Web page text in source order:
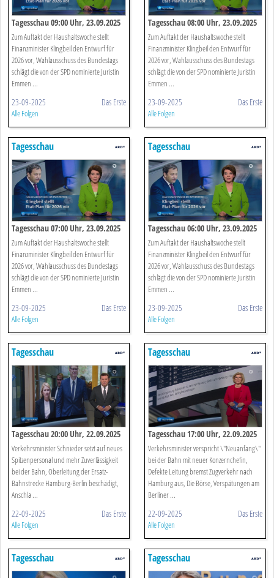
Tagesschau 09:00 Uhr, 23.09.2025
Zum Auftakt der Haushaltswoche stellt
Finanzminister Klingbeil den Entwurf für
2026 vor, Wahlausschuss des Bundestags
schlägt die von der SPD nominierte Juristin
Emmen ...
23-09-2025 Das Erste
Alle Folgen
Tagesschau 08:00 Uhr, 23.09.2025
Zum Auftakt der Haushaltswoche stellt
Finanzminister Klingbeil den Entwurf für
2026 vor, Wahlausschuss des Bundestags
schlägt die von der SPD nominierte Juristin
Emmen ...
23-09-2025 Das Erste
Alle Folgen
Tagesschau
Tagesschau 07:00 Uhr, 23.09.2025
Zum Auftakt der Haushaltswoche stellt
Finanzminister Klingbeil den Entwurf für
2026 vor, Wahlausschuss des Bundestags
schlägt die von der SPD nominierte Juristin
Emmen ...
23-09-2025 Das Erste
Alle Folgen
Tagesschau
Tagesschau 06:00 Uhr, 23.09.2025
Zum Auftakt der Haushaltswoche stellt
Finanzminister Klingbeil den Entwurf für
2026 vor, Wahlausschuss des Bundestags
schlägt die von der SPD nominierte Juristin
Emmen ...
23-09-2025 Das Erste
Alle Folgen
Tagesschau
Tagesschau 20:00 Uhr, 22.09.2025
Verkehrsminister Schnieder setzt auf neues
Spitzenpersonal und mehr Zuverlässigkeit
bei der Bahn, Oberleitung der Ersatz-
Bahnstrecke Hamburg-Berlin beschädigt,
Anschla ...
22-09-2025 Das Erste
Alle Folgen
Tagesschau
Tagesschau 17:00 Uhr, 22.09.2025
Verkehrsminister verspricht \"Neuanfang\"
bei der Bahn mit neuer Konzernchefin,
Defekte Leitung bremst Zugverkehr nach
Hamburg aus, Die Börse, Verspätungen am
Berliner ...
22-09-2025 Das Erste
Alle Folgen
Tagesschau Tagesschau